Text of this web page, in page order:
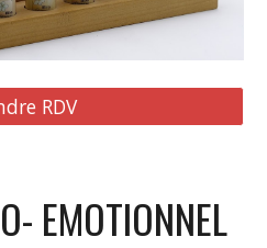
RDV
EMOTIONNEL